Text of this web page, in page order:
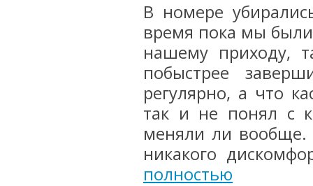
В номере
время пока мы
нашему приходу,
побыстрее
регулярно, а что
так и не понял с
меняли ли вообще.
никакого
полностью